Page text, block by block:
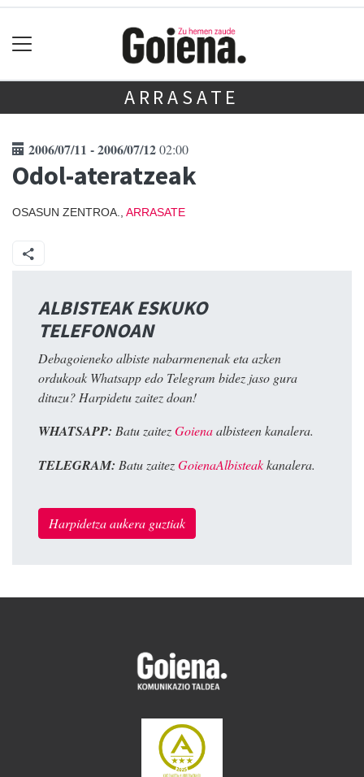
ARRASATE
2006/07/11 - 2006/07/1202:00
Odol-ateratzeak
OSASUN ZENTROA., ARRASATE
ALBISTEAK ESKUKO
TELEFONOAN
Debagoieneko albiste nabarmenenak eta azken
ordukoak Whatsapp edo Telegram bidez jaso gura
dituzu? Harpidetu zaitez doan!
WHATSAPP: Batu zaitezGoienaalbisteen kanalera.
TELEGRAM: Batu zaitezGoienaAlbisteakkanalera.
Harpidetza aukera guztiak